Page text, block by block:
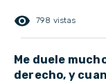
remove_red_eye 798 vistas
Me duele
derecho, y